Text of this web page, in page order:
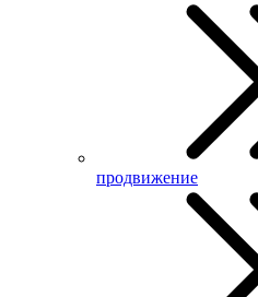
продвижение